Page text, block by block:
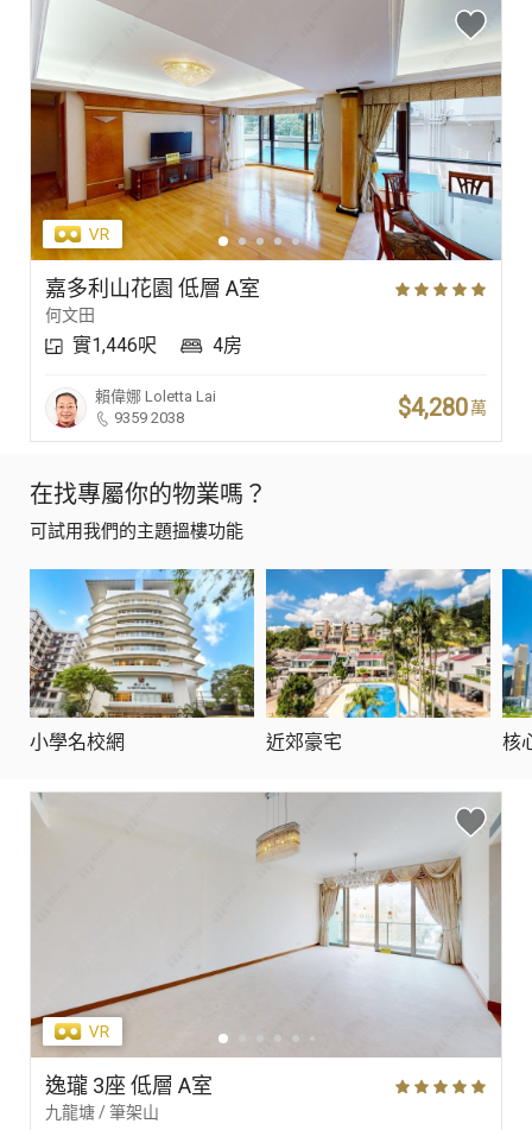
嘉多利山花園 低層 A室
何文田
實1,446呎 4房
賴偉娜 Loletta Lai
9359 2038
$4,280萬
在找專屬你的物業嗎？
可試用我們的主題搵樓功能
小學名校網 近郊豪宅 核
逸瓏 3座 低層 A室
九龍塘 / 筆架山